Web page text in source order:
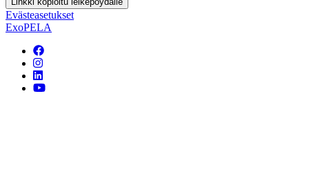
Evästeasetukset
ExoPELA